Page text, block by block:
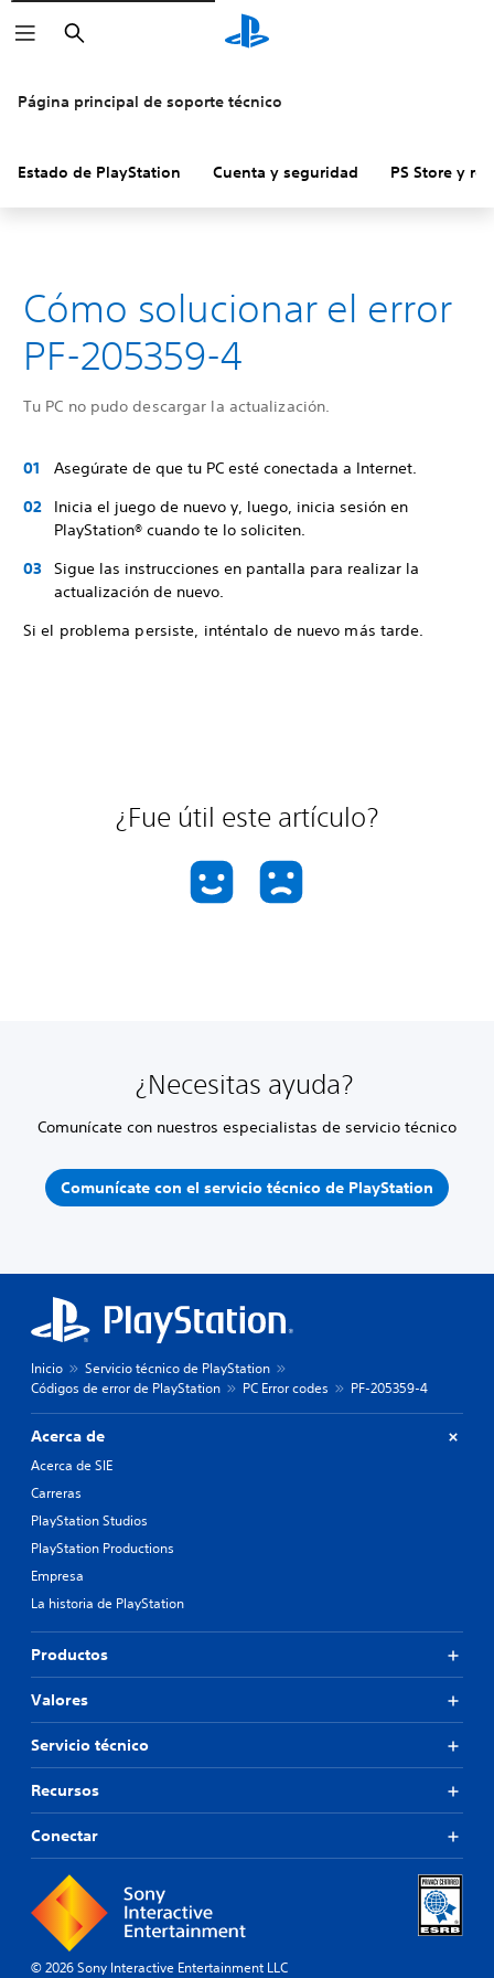
Buscar
Página principal de soporte técnico
Estado de PlayStation Cuenta y seguridad PS Store y
Cómo solucionar el error
PF-205359-4
Tu PC no pudo descargar la actualización.
Asegúrate de que tu PC esté conectada a Internet.
Inicia el juego de nuevo y, luego, inicia sesión en
PlayStation® cuando te lo soliciten.
Sigue las instrucciones en pantalla para realizar la
actualización de nuevo.
Si el problema persiste, inténtalo de nuevo más tarde.
¿Fue útil este artículo?
¿Necesitas ayuda?
Comunícate con nuestros especialistas de servicio técnico
Comunícate con el servicio técnico de PlayStation
Inicio
Servicio técnico de PlayStation
Códigos de error de PlayStation
PC Error codes PF-205359-4
Acerca de
Acerca de SIE
Carreras
PlayStation Studios
PlayStation Productions
Empresa
La historia de PlayStation
Productos
Valores
Servicio técnico
Recursos
Conectar
© 2026 Sony Interactive Entertainment LLC